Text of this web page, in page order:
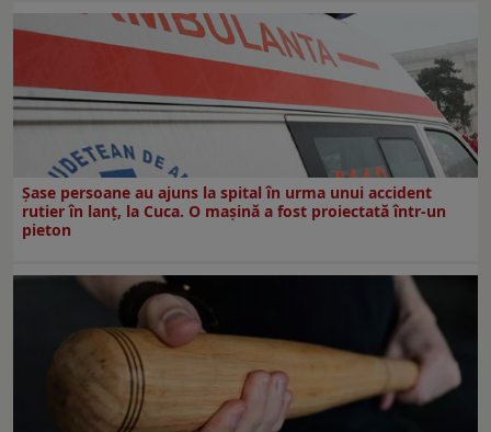
Șase persoane au ajuns la spital în urma unui accident
rutier în lanț, la Cuca. O mașină a fost proiectată într-un
pieton